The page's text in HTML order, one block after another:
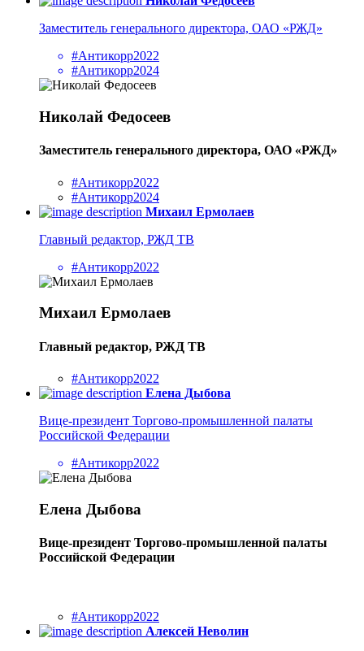
Заместитель генерального директора, ОАО «РЖД»
#Антикорр2022
#Антикорр2024
Николай Федосеев
Заместитель генерального директора, ОАО «РЖД»
#Антикорр2022
#Антикорр2024
Михаил Ермолаев
Главный редактор, РЖД ТВ
#Антикорр2022
Михаил Ермолаев
Главный редактор, РЖД ТВ
#Антикорр2022
Елена Дыбова
Вице-президент Торгово-промышленной палаты
Российской Федерации
#Антикорр2022
Елена Дыбова
Вице-президент Торгово-промышленной палаты
Российской Федерации
#Антикорр2022
Алексей Неволин